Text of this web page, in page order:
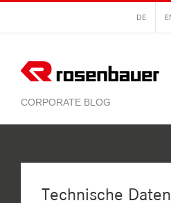
springen
DE
Technische